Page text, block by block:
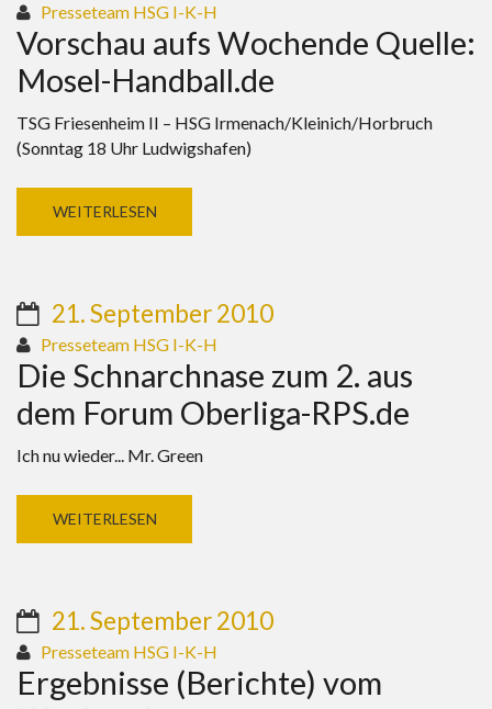
Presseteam HSG I-K-H
Vorschau aufs Wochende Quelle:
Mosel-Handball.de
TSG Friesenheim II – HSG Irmenach/Kleinich/Horbruch
(Sonntag 18 Uhr Ludwigshafen)
WEITERLESEN
21. September 2010
Presseteam HSG I-K-H
Die Schnarchnase zum 2. aus
dem Forum Oberliga-RPS.de
Ich nu wieder... Mr. Green
WEITERLESEN
21. September 2010
Presseteam HSG I-K-H
Ergebnisse (Berichte) vom